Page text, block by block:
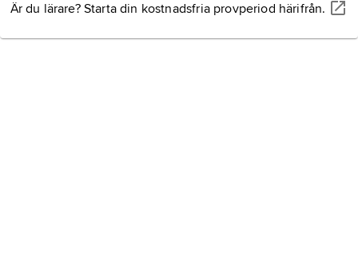
Är du lärare? Starta din kostnadsfria provperiod härifrån.